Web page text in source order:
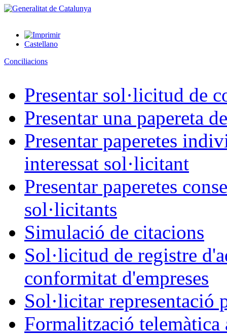
Castellano
Conciliacions
Presentar sol·licitud de
Presentar una papereta
Presentar paperetes
interessat sol·licitant
Presentar paperetes
sol·licitants
Simulació de citacions
Sol·licitud de registre
conformitat d'empreses
Sol·licitar representació
Formalització telemàtica